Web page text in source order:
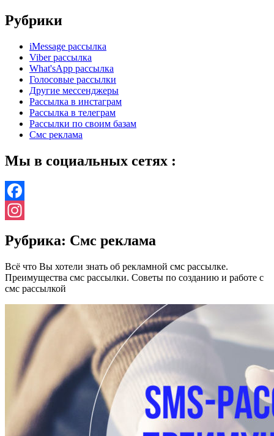
Рубрики
iMessage рассылка
Viber рассылка
What'sApp рассылка
Голосовые рассылки
Другие мессенджеры
Рассылка в инстаграм
Рассылка в телеграм
Рассылки по своим базам
Смс реклама
Мы в социальных сетях :
Facebook
Рубрика: Смс реклама
Всё что Вы хотели знать об рекламной смс рассылке.
Преимущества смс рассылки. Советы по созданию и работе с
смс рассылкой